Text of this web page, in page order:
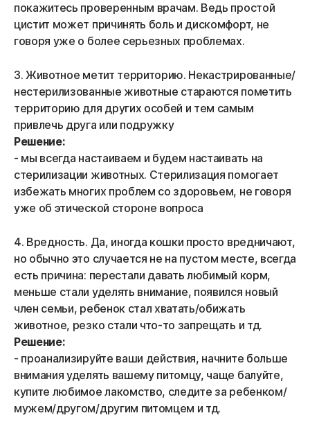
покажитесь проверенным врачам. Ведь простой
цистит может причинять боль и дискомфорт, не
говоря уже о более серьезных проблемах.
3. Животное метит территорию. Некастрированные/
нестерилизованные животные стараются пометить
территорию для других особей и тем самым
привлечь друга или подружку
Решение:
- мы всегда настаиваем и будем настаивать на
стерилизации животных. Стерилизация помогает
избежать многих проблем со здоровьем, не говоря
уже об этической стороне вопроса
4. Вредность. Да, иногда кошки просто вредничают,
но обычно это случается не на пустом месте, всегда
есть причина: перестали давать любимый корм,
меньше стали уделять внимание, появился новый
член семьи, ребенок стал хватать/обижать
животное, резко стали что-то запрещать и тд.
Решение:
- проанализируйте ваши действия, начните больше
внимания уделять вашему питомцу, чаще балуйте,
купите любимое лакомство, следите за ребенком/
мужем/другом/другим питомцем и тд.